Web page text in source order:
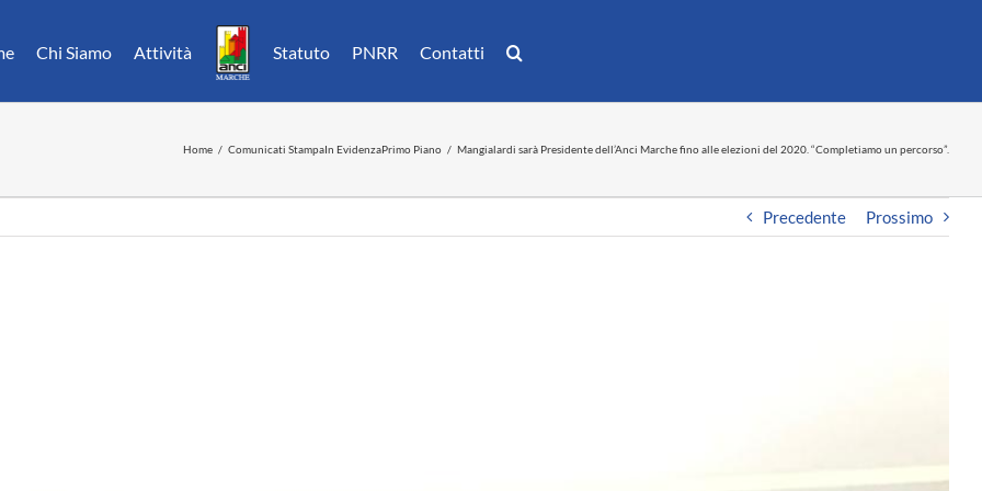
Chi Siamo Attività Statuto PNRR Contatti
Home Comunicati StampaIn EvidenzaPrimo Piano Mangialardi sarà Presidente dell’Anci Marche fino alle elezioni del 2020. “Completiamo un percorso”.
Precedente Prossimo